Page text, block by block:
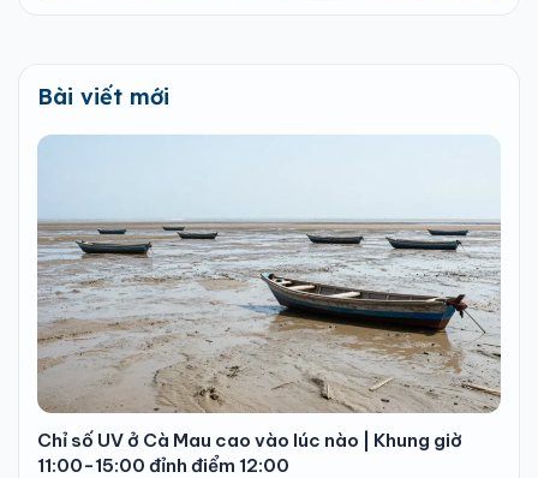
Bài viết mới
Chỉ số UV ở Cà Mau cao vào lúc nào | Khung giờ
11:00-15:00 đỉnh điểm 12:00